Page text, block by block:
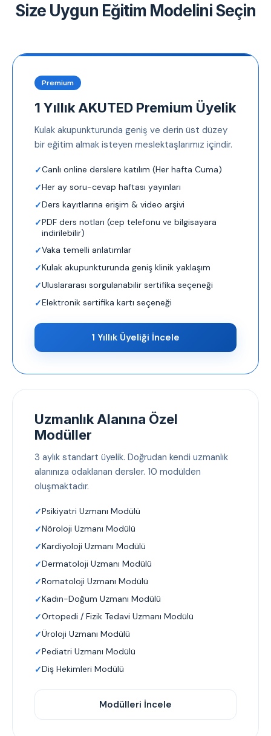
Size Uygun Eğitim Modelini Seçin
Premium
1 Yıllık AKUTED Premium Üyelik
Kulak akupunkturunda geniş ve derin üst düzey
bir eğitim almak isteyen meslektaşlarımız içindir.
Canlı online derslere katılım (Her hafta Cuma)
Her ay soru-cevap haftası yayınları
Ders kayıtlarına erişim & video arşivi
PDF ders notları (cep telefonu ve bilgisayara
indirilebilir)
Vaka temelli anlatımlar
Kulak akupunkturunda geniş klinik yaklaşım
Uluslararası sorgulanabilir sertifika seçeneği
Elektronik sertifika kartı seçeneği
1 Yıllık Üyeliği İncele
Uzmanlık Alanına Özel
Modüller
3 aylık standart üyelik. Doğrudan kendi uzmanlık
alanınıza odaklanan dersler. 10 modülden
oluşmaktadır.
Psikiyatri Uzmanı Modülü
Nöroloji Uzmanı Modülü
Kardiyoloji Uzmanı Modülü
Dermatoloji Uzmanı Modülü
Romatoloji Uzmanı Modülü
Kadın-Doğum Uzmanı Modülü
Ortopedi / Fizik Tedavi Uzmanı Modülü
Üroloji Uzmanı Modülü
Pediatri Uzmanı Modülü
Diş Hekimleri Modülü
Modülleri İncele